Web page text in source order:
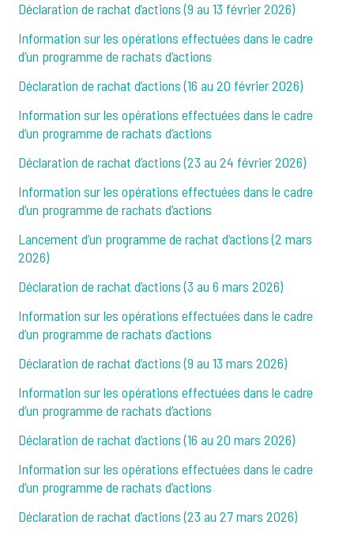
Déclaration de rachat d’actions (9 au 13 février 2026)
Information sur les opérations effectuées dans le cadre
d’un programme de rachats d’actions
Déclaration de rachat d’actions (16 au 20 février 2026)
Information sur les opérations effectuées dans le cadre
d’un programme de rachats d’actions
Déclaration de rachat d’actions (23 au 24 février 2026)
Information sur les opérations effectuées dans le cadre
d’un programme de rachats d’actions
Lancement d’un programme de rachat d’actions (2 mars
2026)
Déclaration de rachat d’actions (3 au 6 mars 2026)
Information sur les opérations effectuées dans le cadre
d’un programme de rachats d’actions
Déclaration de rachat d’actions (9 au 13 mars 2026)
Information sur les opérations effectuées dans le cadre
d’un programme de rachats d’actions
Déclaration de rachat d’actions (16 au 20 mars 2026)
Information sur les opérations effectuées dans le cadre
d’un programme de rachats d’actions
Déclaration de rachat d’actions (23 au 27 mars 2026)